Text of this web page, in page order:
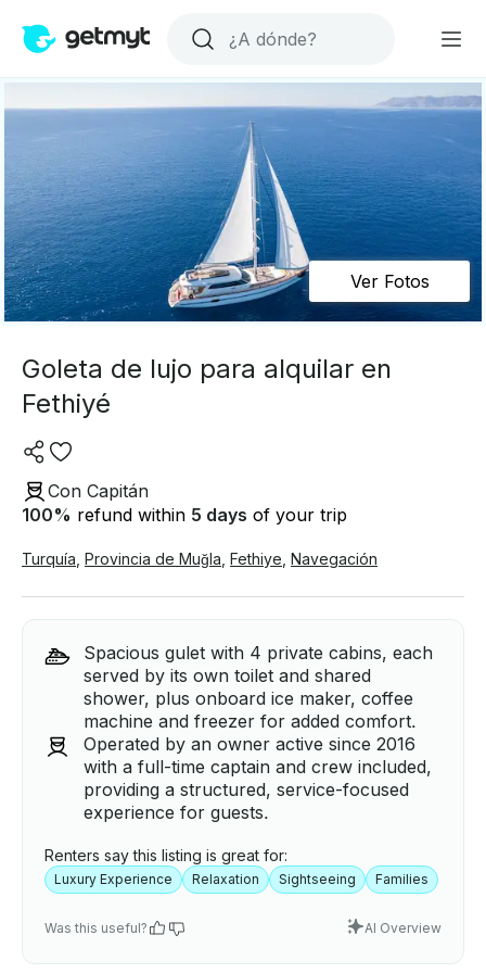
Ver Fotos
Goleta de lujo para alquilar en
Fethiyé
Con Capitán
100% refund within 5 days of your trip
Turquía Provincia de Muğla Fethiye Navegación
Spacious gulet with 4 private cabins, each
served by its own toilet and shared
shower, plus onboard ice maker, coffee
machine and freezer for added comfort.
Operated by an owner active since 2016
with a full-time captain and crew included,
providing a structured, service-focused
experience for guests.
Renters say this listing is great for:
Luxury Experience Relaxation Sightseeing Families
Was this useful? AI Overview